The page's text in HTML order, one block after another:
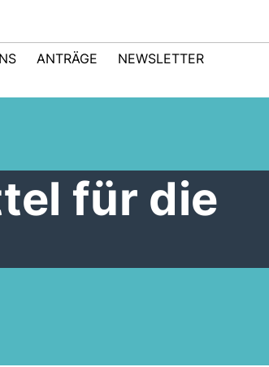
ANTRÄGE NEWSLETTER
für die